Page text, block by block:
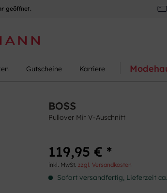
geöffnet.
Gutscheine Karriere
BOSS
Pullover Mit V-Auschnitt
119,95 € *
inkl. MwSt.zzgl. Versandkosten
Sofort versandfertig, Lieferzeit